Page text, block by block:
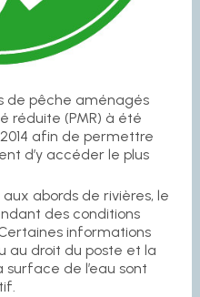
de pêche aménagés
réduite (PMR) à été
afin de permettre
d’y accéder le plus
abords de rivières, le
des conditions
informations
au droit du poste et la
de l’eau sont